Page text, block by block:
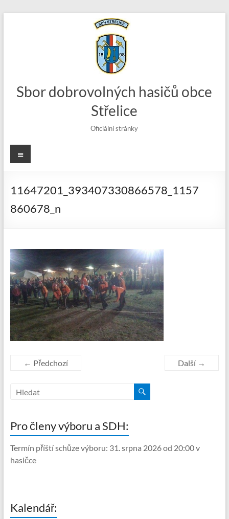
Sbor dobrovolných hasičů obce
Střelice
Oficiální stránky
Menu
11647201_393407330866578_1157
860678_n
← Předchozí Další →
Pro členy výboru a SDH:
Termín příští schůze výboru: 31. srpna 2026 od 20:00 v
hasičce
Kalendář: